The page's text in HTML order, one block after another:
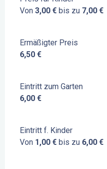
Von 3,00 € bis zu 7,00 €
Ermäßigter Preis
6,50 €
Eintritt zum Garten
6,00 €
Eintritt f. Kinder
Von 1,00 € bis zu 6,00 €